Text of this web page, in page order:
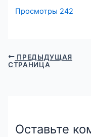
Просмотры 242
ПРЕДЫДУЩАЯ
СТРАНИЦА
Оставьте